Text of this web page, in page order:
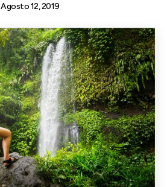
Agosto 12, 2019